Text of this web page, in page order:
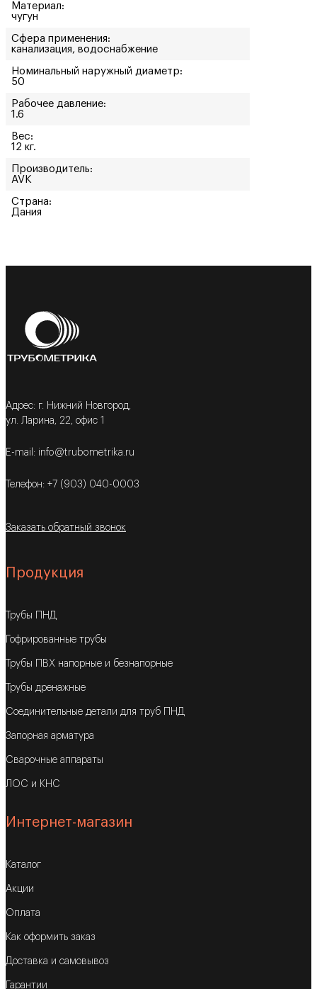
Материал:
чугун
Сфера применения:
канализация, водоснабжение
Номинальный наружный диаметр:
50
Рабочее давление:
1.6
Вес:
12 кг.
Производитель:
AVK
Страна:
Дания
Адрес: г. Нижний Новгород,
ул. Ларина, 22, офис 1
E-mail: info@trubometrika.ru
Телефон: +7 (903) 040-0003
Заказать обратный звонок
Продукция
Трубы ПНД
Гофрированные трубы
Трубы ПВХ напорные и безнапорные
Трубы дренажные
Соединительные детали для труб ПНД
Запорная арматура
Сварочные аппараты
ЛОС и КНС
Интернет-магазин
Каталог
Акции
Оплата
Как оформить заказ
Доставка и самовывоз
Гарантии